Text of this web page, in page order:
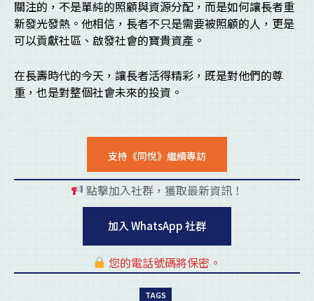
關注的，不是單純的照顧與資源分配，而是如何讓長者重
新發光發熱。他相信，長者不只是需要被照顧的人，更是
可以貢獻社區、啟發社會的寶貴資產。
在長壽時代的今天，讓長者活得精彩，既是對他們的尊
重，也是對整個社會未來的投資。
支持《同悅》繼續專訪
點擊加入社群，獲取最新資訊！
加入 WhatsApp 社群
您的電話號碼將保密。
TAGS